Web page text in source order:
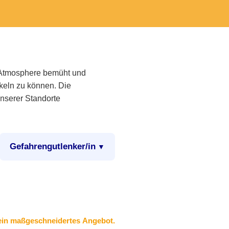
bemüht und
zu können. Die
Standorte
Gefahrengutlenker/in
maßgeschneidertes Angebot.